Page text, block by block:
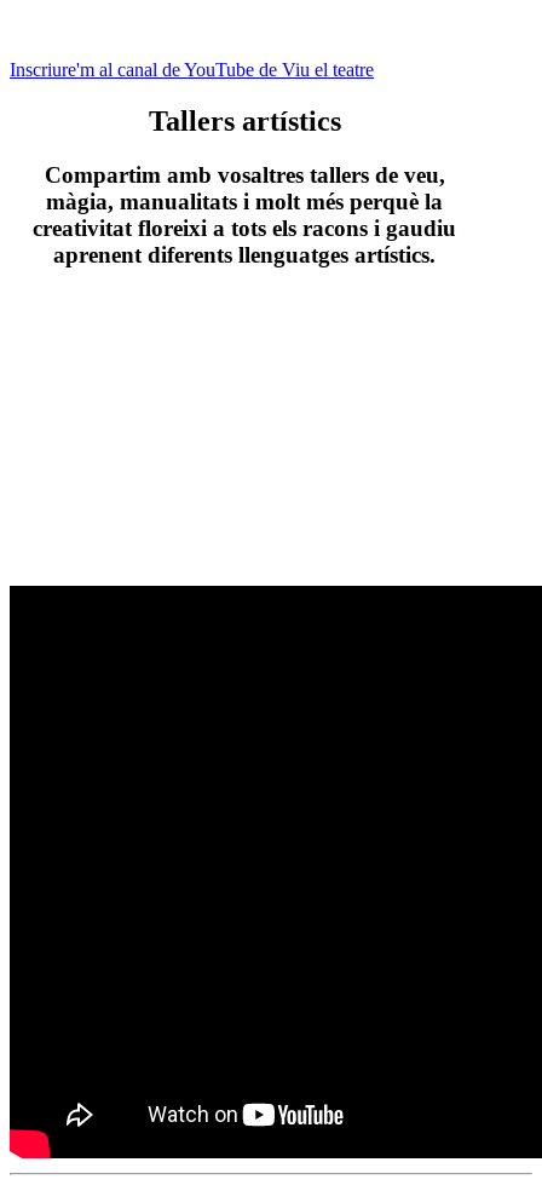
Inscriure'm al canal de YouTube de Viu el teatre
Tallers artístics
Compartim amb vosaltres tallers de veu,
màgia, manualitats i molt més perquè la
creativitat floreixi a tots els racons i gaudiu
aprenent diferents llenguatges artístics.